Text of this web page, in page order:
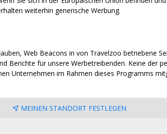
weiterhin generische Werbung.
Web Beacons in von Travelzoo betriebene
Berichte für unsere Werbetreibenden. Keine der
Unternehmen im Rahmen dieses Programms
MEINEN STANDORT FESTLEGEN